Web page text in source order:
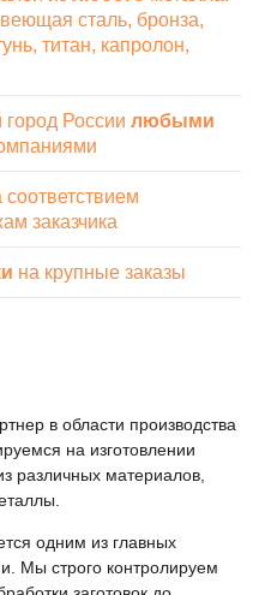
сталь, бронза,
титан, капролон,
России любыми
соответствием
заказчика
на крупные заказы
в области производства
на изготовлении
различных материалов,
одним из главных
Мы строго контролируем